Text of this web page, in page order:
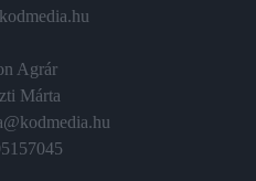
Agrár
Márta